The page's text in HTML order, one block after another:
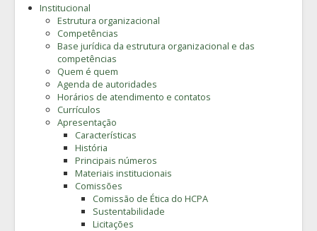
Institucional
Estrutura organizacional
Competências
Base jurídica da estrutura organizacional e das
competências
Quem é quem
Agenda de autoridades
Horários de atendimento e contatos
Currículos
Apresentação
Características
História
Principais números
Materiais institucionais
Comissões
Comissão de Ética do HCPA
Sustentabilidade
Licitações